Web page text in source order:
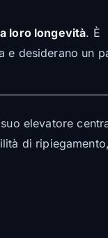
loro longevità. È
desiderano un
elevatore
di